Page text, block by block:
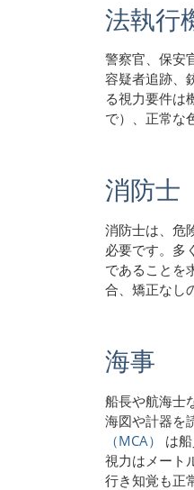
法執行
警察官、保安
容疑者追跡、
る視力要件は
で）、正常な
消防士
消防士は、危
必要です。多
であることを
合、矯正なし
海事
船長や航海士
海図や計器を
（MCA）
は
視力はメート
行き知覚も正